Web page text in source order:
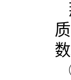
数